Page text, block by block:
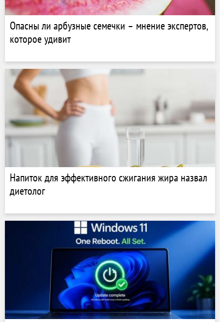
Опасны ли арбузные семечки – мнение экспертов,
которое удивит
Напиток для эффективного сжигания жира назвал
диетолог